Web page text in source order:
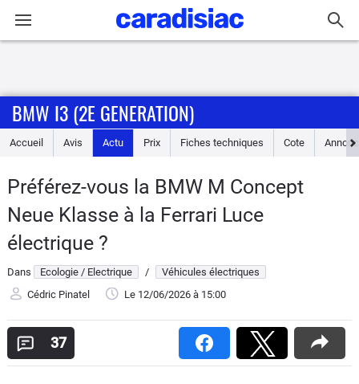
Accueil
Essais
Guide
d'achat
Electriques
Utilitaires
BMW I3 (2E GENERATION)
Accueil Avis Actu Prix Fiches techniques Cote
Préférez-vous la BMW M Concept
Neue Klasse à la Ferrari Luce
électrique ?
Dans Ecologie / Electrique /
Véhicules électriques
Cédric Pinatel
Le 12/06/2026 à 15:00
37